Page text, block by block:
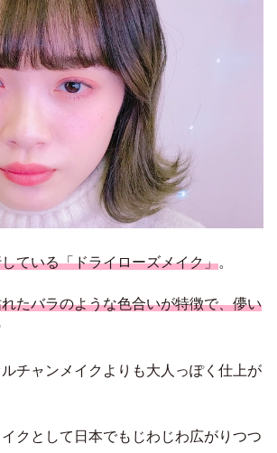
ている「ドライローズメイク」。
たバラのような色合いが特徴で、儚い
チャンメイクよりも大人っぽく仕上が
クとして日本でもじわじわ広がりつつ